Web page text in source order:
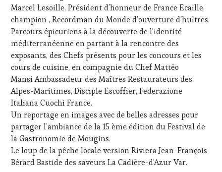
NON
CLASSÉ,
OENOTOURISME,
PARTENAIRES
VIN
TOURISME,
PRODUCTEURS
TERROIR,
RESTAURATEUR,
CHEF,
CUISINIER,
ŒNOLOGUE,
SOMMELIER,
SALONS
INTERNATIONAUX,
VIGNOBLES
WINE
Marcel Lesoille, Président d’honneur de France Ecaille,
champion , Recordman du Monde d’ouverture d’huîtres.
Parcours épicuriens à la découverte de l’identité
méditerranéenne en partant à la rencontre des
exposants, des Chefs présents pour les concours et les
cours de cuisine, en compagnie du Chef Mattéo
Mansi Ambassadeur des Maîtres Restaurateurs des
Alpes-Maritimes, Disciple Escoffier, Federazione
Italiana Cuochi France.
Un reportage en images avec de belles adresses pour
partager l’ambiance de la 15 ème édition du Festival de
la Gastronomie de Mougins.
Le loup de la pêche locale version Riviera Jean-François
Bérard Bastide des saveurs La Cadière-d’Azur Var.